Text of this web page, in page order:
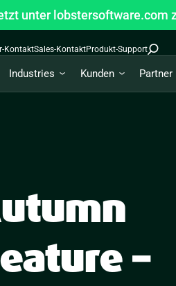
unter lobstersoftware.com
KontaktSales-KontaktProdukt-Support
Industries Kunden Partner
–